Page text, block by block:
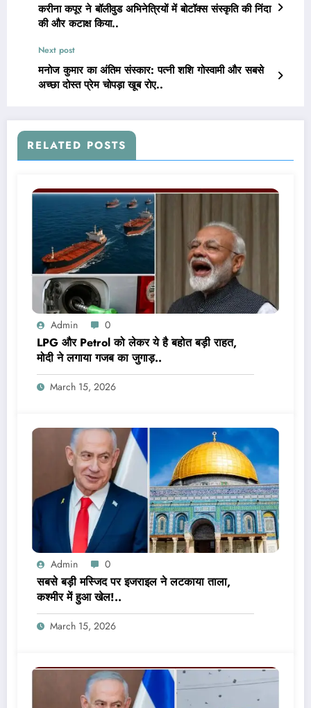
करीना कपूर ने बॉलीवुड अभिनेत्रियों में बोटॉक्स संस्कृति की निंदा
की और कटाक्ष किया..
Next post
मनोज कुमार का अंतिम संस्कार: पत्नी शशि गोस्वामी और सबसे
अच्छा दोस्त प्रेम चोपड़ा खूब रोए..
RELATED POSTS
Admin 0
LPG और Petrol को लेकर ये है बहोत बड़ी राहत,
मोदी ने लगाया गजब का जुगाड़..
March 15, 2026
Admin 0
सबसे बड़ी मस्जिद पर इजराइल ने लटकाया ताला,
कश्मीर में हुआ खेल!..
March 15, 2026